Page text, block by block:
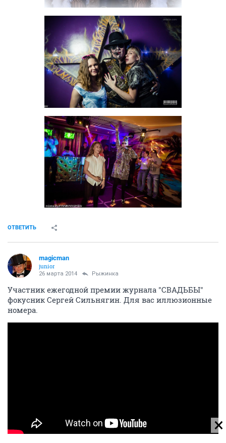
ОТВЕТИТЬ
magicman
junior
26 марта 2014 Рыжинка
Участник ежегодной премии журнала "СВАДЬБЫ"
фокусник Сергей Сильнягин. Для вас иллюзионные
номера.